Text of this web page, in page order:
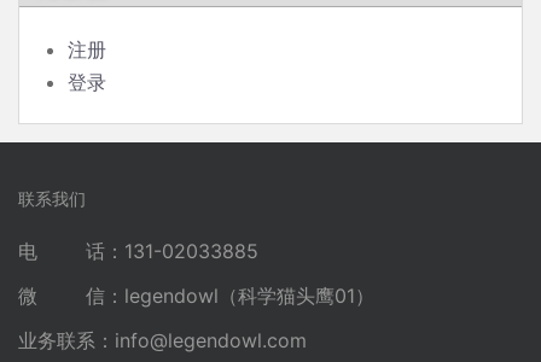
注册
登录
联系我们
电 话：131-02033885
微 信：legendowl（科学猫头鹰01）
业务联系： info@legendowl.com